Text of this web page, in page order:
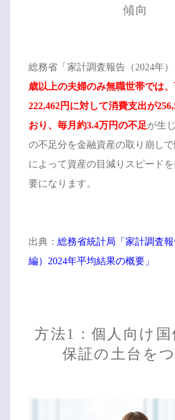
傾向
総務省「家計調査報告（2024年）
歳以上の夫婦のみ無職世帯では
222,462円に対して消費支出が
おり、毎月約3.4万円の不足が生
の不足分を金融資産の取り崩し
によって資産の目減りスピード
要になります。
出典： 総務省統計局「家計調査
編）2024年平均結果の概要」
方法1：個人向け国
保証の土台を